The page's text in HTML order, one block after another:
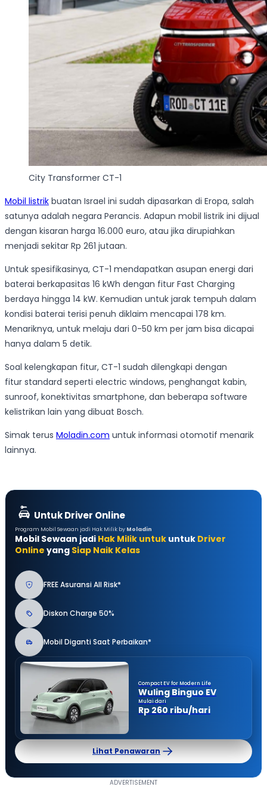
City Transformer CT-1
Mobil listrik buatan Israel ini sudah dipasarkan di Eropa, salah
satunya adalah negara Perancis. Adapun mobil listrik ini dijual
dengan kisaran harga 16.000 euro, atau jika dirupiahkan
menjadi sekitar Rp 261 jutaan.
Untuk spesifikasinya, CT-1 mendapatkan asupan energi dari
baterai berkapasitas 16 kWh dengan fitur Fast Charging
berdaya hingga 14 kW. Kemudian untuk jarak tempuh dalam
kondisi baterai terisi penuh diklaim mencapai 178 km.
Menariknya, untuk melaju dari 0-50 km per jam bisa dicapai
hanya dalam 5 detik.
Soal kelengkapan fitur, CT-1 sudah dilengkapi dengan
fitur standard seperti electric windows, penghangat kabin,
sunroof, konektivitas smartphone, dan beberapa software
kelistrikan lain yang dibuat Bosch.
Simak terus Moladin.com untuk informasi otomotif menarik
lainnya.
Untuk Driver Online
Program Mobil Sewaan jadi Hak Milik by Moladin
Mobil Sewaan jadi Hak Milik untuk untuk Driver
Online yang Siap Naik Kelas
FREE Asuransi All Risk*
Diskon Charge 50%
Mobil Diganti Saat Perbaikan*
Compact EV for Modern Life
Wuling Binguo EV
Mulai dari
Rp 260 ribu/hari
Lihat Penawaran